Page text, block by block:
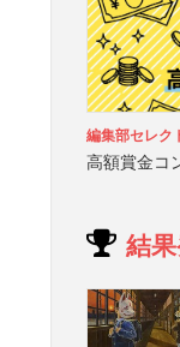
編集部セレク
高額賞金コ
結